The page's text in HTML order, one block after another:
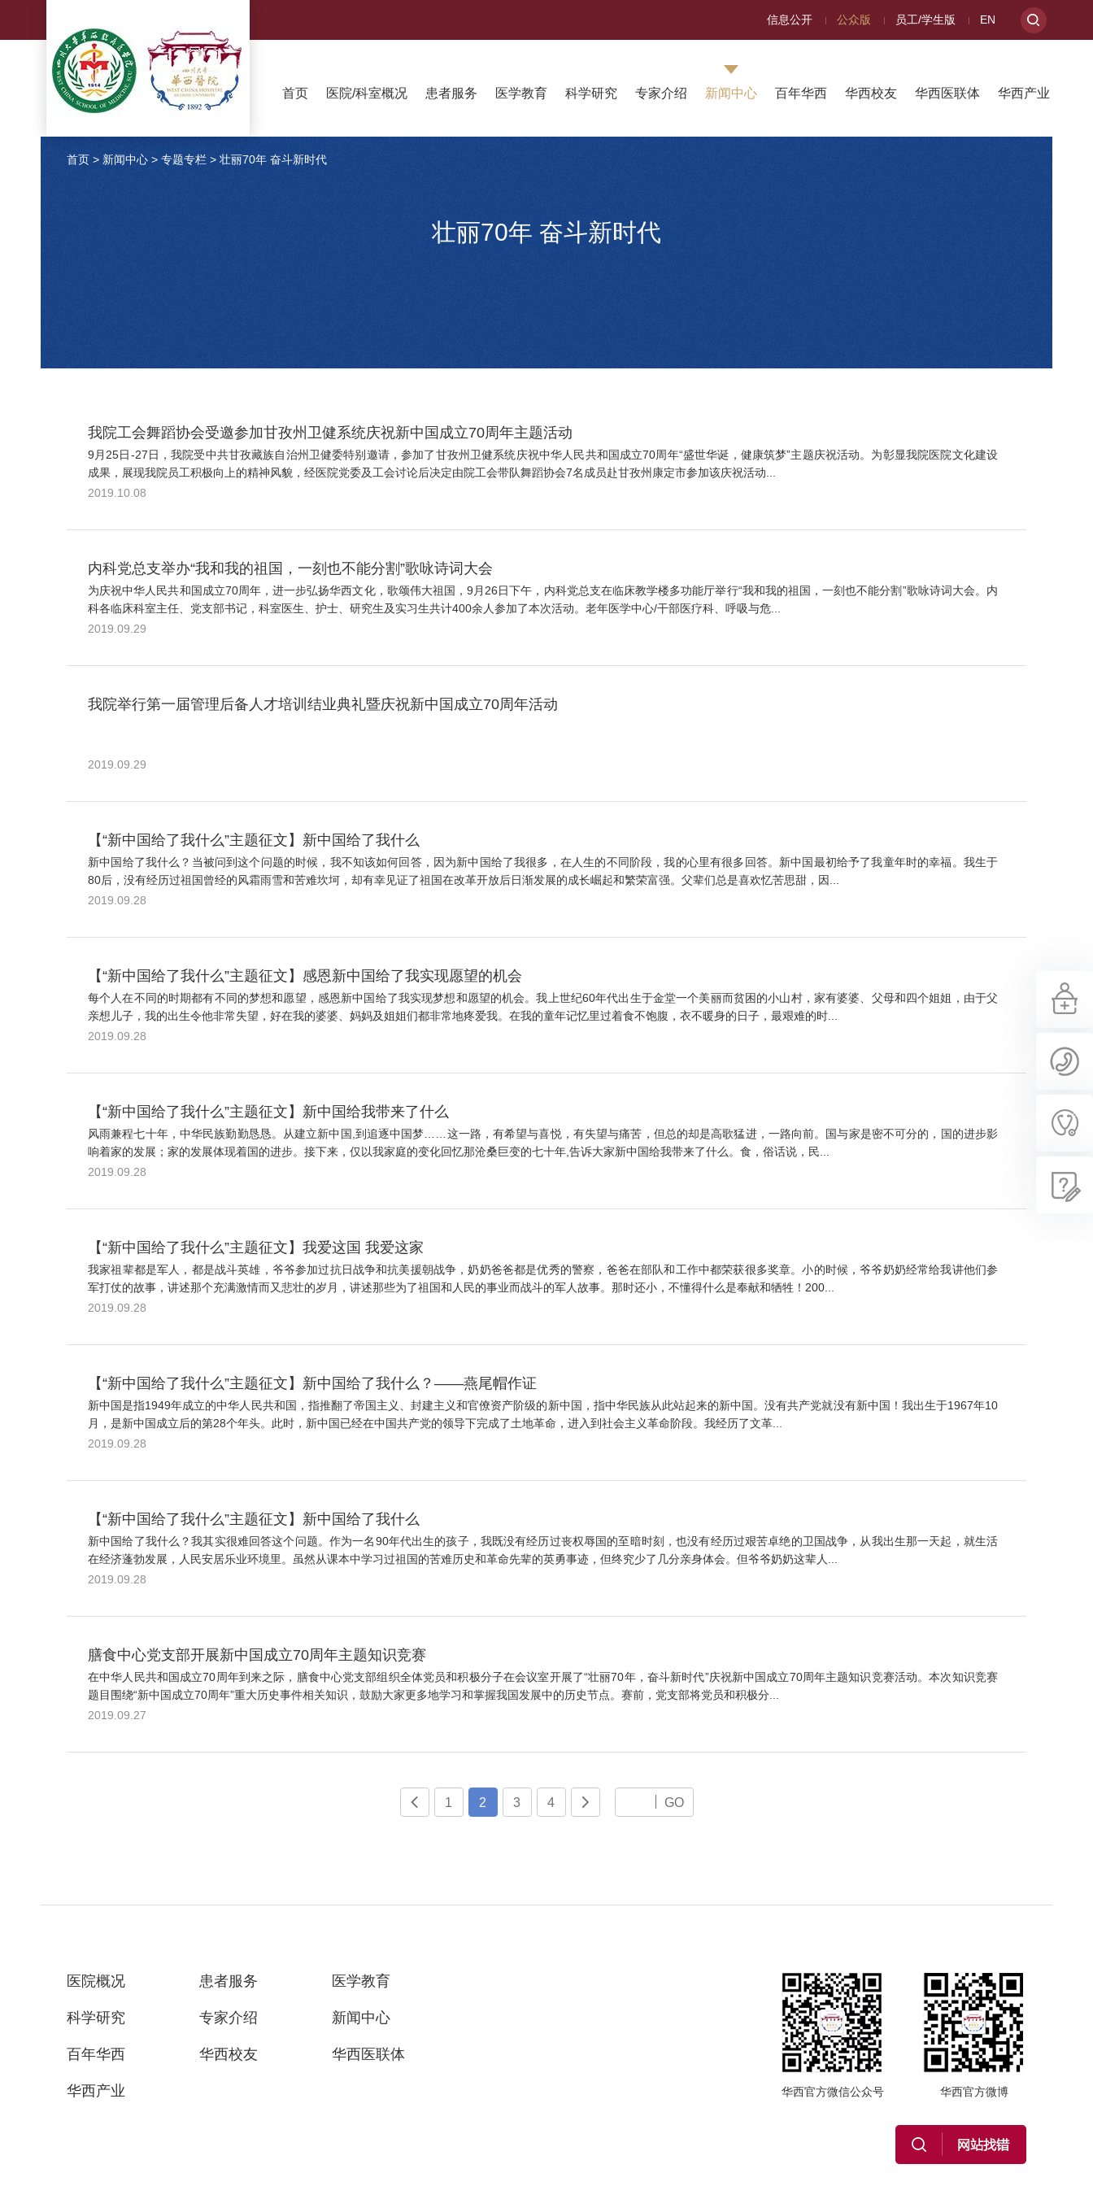
信息公开 公众版 员工/学生版 EN
首页 医院/科室概况 患者服务 医学教育 科学研究 专家介绍 新闻中心 百年华西 华西校友 华西医联体 华西产业
首页 > 新闻中心 > 专题专栏 > 壮丽70年 奋斗新时代
壮丽70年 奋斗新时代
我院工会舞蹈协会受邀参加甘孜州卫健系统庆祝新中国成立70周年主题活动
9月25日-27日，我院受中共甘孜藏族自治州卫健委特别邀请，参加了甘孜州卫健系统庆祝中华人民共和国成立70周年“盛世华诞，健康筑梦”主题庆祝活动。为彰显我院医院文化建设
成果，展现我院员工积极向上的精神风貌，经医院党委及工会讨论后决定由院工会带队舞蹈协会7名成员赴甘孜州康定市参加该庆祝活动...
2019.10.08
内科党总支举办“我和我的祖国，一刻也不能分割”歌咏诗词大会
为庆祝中华人民共和国成立70周年，进一步弘扬华西文化，歌颂伟大祖国，9月26日下午，内科党总支在临床教学楼多功能厅举行“我和我的祖国，一刻也不能分割”歌咏诗词大会。内
科各临床科室主任、党支部书记，科室医生、护士、研究生及实习生共计400余人参加了本次活动。老年医学中心/干部医疗科、呼吸与危...
2019.09.29
我院举行第一届管理后备人才培训结业典礼暨庆祝新中国成立70周年活动
2019.09.29
【“新中国给了我什么”主题征文】新中国给了我什么
新中国给了我什么？当被问到这个问题的时候，我不知该如何回答，因为新中国给了我很多，在人生的不同阶段，我的心里有很多回答。新中国最初给予了我童年时的幸福。我生于
80后，没有经历过祖国曾经的风霜雨雪和苦难坎坷，却有幸见证了祖国在改革开放后日渐发展的成长崛起和繁荣富强。父辈们总是喜欢忆苦思甜，因...
2019.09.28
【“新中国给了我什么”主题征文】感恩新中国给了我实现愿望的机会
每个人在不同的时期都有不同的梦想和愿望，感恩新中国给了我实现梦想和愿望的机会。我上世纪60年代出生于金堂一个美丽而贫困的小山村，家有婆婆、父母和四个姐姐，由于父
亲想儿子，我的出生令他非常失望，好在我的婆婆、妈妈及姐姐们都非常地疼爱我。在我的童年记忆里过着食不饱腹，衣不暖身的日子，最艰难的时...
2019.09.28
【“新中国给了我什么”主题征文】新中国给我带来了什么
风雨兼程七十年，中华民族勤勤恳恳。从建立新中国,到追逐中国梦……这一路，有希望与喜悦，有失望与痛苦，但总的却是高歌猛进，一路向前。国与家是密不可分的，国的进步影
响着家的发展；家的发展体现着国的进步。接下来，仅以我家庭的变化回忆那沧桑巨变的七十年,告诉大家新中国给我带来了什么。食，俗话说，民...
2019.09.28
【“新中国给了我什么”主题征文】我爱这国 我爱这家
我家祖辈都是军人，都是战斗英雄，爷爷参加过抗日战争和抗美援朝战争，奶奶爸爸都是优秀的警察，爸爸在部队和工作中都荣获很多奖章。小的时候，爷爷奶奶经常给我讲他们参
军打仗的故事，讲述那个充满激情而又悲壮的岁月，讲述那些为了祖国和人民的事业而战斗的军人故事。那时还小，不懂得什么是奉献和牺牲！200...
2019.09.28
【“新中国给了我什么”主题征文】新中国给了我什么？——燕尾帽作证
新中国是指1949年成立的中华人民共和国，指推翻了帝国主义、封建主义和官僚资产阶级的新中国，指中华民族从此站起来的新中国。没有共产党就没有新中国！我出生于1967年10
月，是新中国成立后的第28个年头。此时，新中国已经在中国共产党的领导下完成了土地革命，进入到社会主义革命阶段。我经历了文革...
2019.09.28
【“新中国给了我什么”主题征文】新中国给了我什么
新中国给了我什么？我其实很难回答这个问题。作为一名90年代出生的孩子，我既没有经历过丧权辱国的至暗时刻，也没有经历过艰苦卓绝的卫国战争，从我出生那一天起，就生活
在经济蓬勃发展，人民安居乐业环境里。虽然从课本中学习过祖国的苦难历史和革命先辈的英勇事迹，但终究少了几分亲身体会。但爷爷奶奶这辈人...
2019.09.28
膳食中心党支部开展新中国成立70周年主题知识竞赛
在中华人民共和国成立70周年到来之际，膳食中心党支部组织全体党员和积极分子在会议室开展了“壮丽70年，奋斗新时代”庆祝新中国成立70周年主题知识竞赛活动。本次知识竞赛
题目围绕“新中国成立70周年”重大历史事件相关知识，鼓励大家更多地学习和掌握我国发展中的历史节点。赛前，党支部将党员和积极分...
2019.09.27
 1 2 3 4  GO
医院概况 患者服务 医学教育
科学研究 专家介绍 新闻中心
百年华西 华西校友 华西医联体
华西产业 华西官方微信公众号 华西官方微博